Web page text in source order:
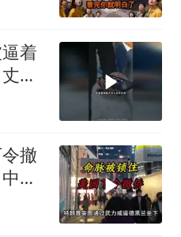
着
夫
撤
国